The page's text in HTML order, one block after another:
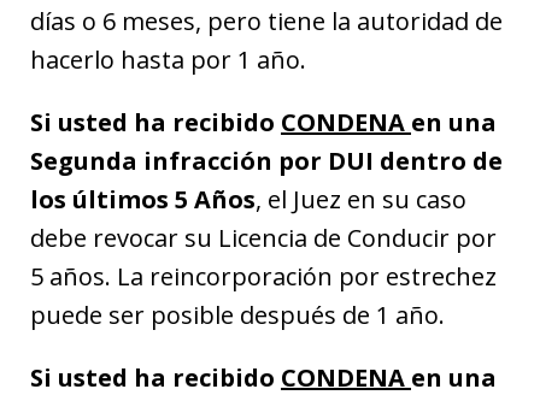
días o 6 meses, pero tiene la autoridad de
hacerlo hasta por 1 año.
Si usted ha recibido CONDENA en una
Segunda infracción por DUI dentro de
los últimos 5 Años, el Juez en su caso
debe revocar su Licencia de Conducir por
5 años. La reincorporación por estrechez
puede ser posible después de 1 año.
Si usted ha recibido CONDENA en una